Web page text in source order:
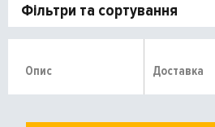
Фільтри та сортування
Опис Доставка